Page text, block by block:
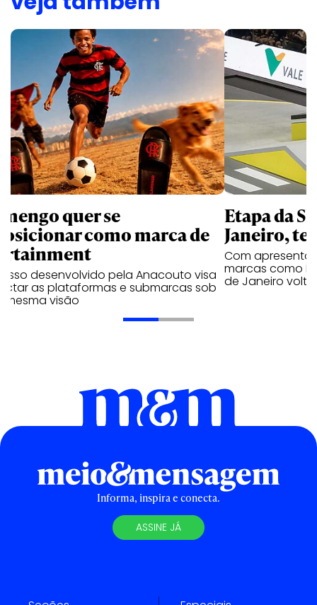
quer se
como marca de
desenvolvido pela Anacouto visa
as plataformas e submarcas sob
mesma visão
Etapa da
Janeiro,
Com
marcas como
de Janeiro
Informa, inspira e conecta.
ASSINE JÁ